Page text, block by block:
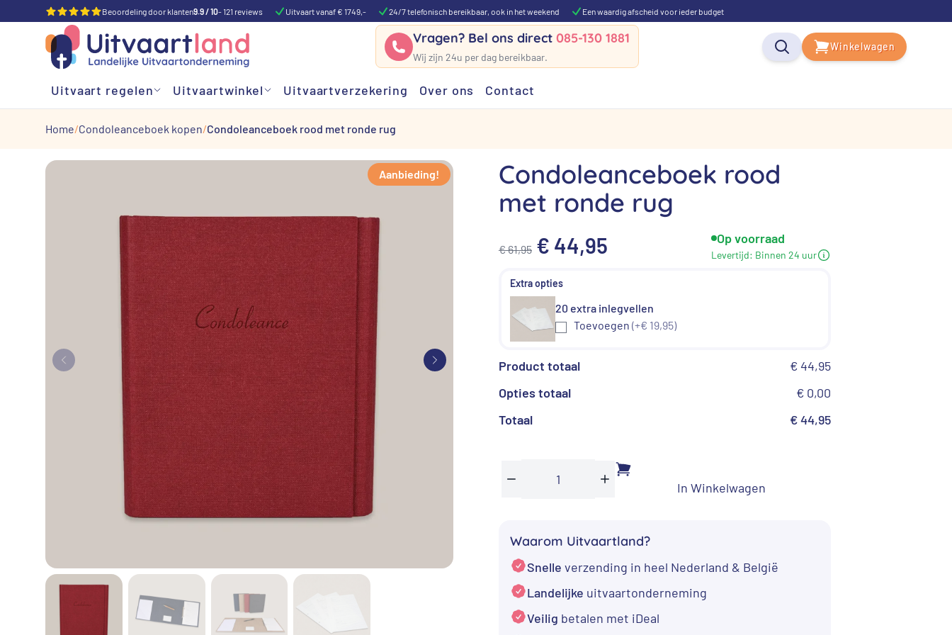
Beoordeling door klanten9.9 / 10- 121 reviews Uitvaart vanaf € 1749,- 24/7 telefonisch bereikbaar, ook in het weekend Een waardig afscheid voor ieder budget
Vragen? Bel ons direct085-130 1881
Wij zijn 24u per dag bereikbaar.
Winkelwagen
Uitvaart regelen Uitvaartwinkel Uitvaartverzekering Over ons Contact
Home Condoleanceboek kopen Condoleanceboek rood met ronde rug
Aanbieding!
Condoleanceboek rood
met ronde rug
€61,95 Oorspronkelijke
was:
€ 61,95.
€ 44,95Huidige
€ 44,95.
Op voorraad
Levertijd: Binnen 24 uur
20 extra inlegvellen
Toevoegen (+€ 19,95)
Product totaal
€ 44,95
Opties totaal
€ 0,00
Totaal
€ 44,95
Condoleanceboek
ronde
rug
aantal
In Winkelwagen
Waarom Uitvaartland?
Snelle verzending in heel Nederland & België
Landelijke uitvaartonderneming
Veilig betalen met iDeal